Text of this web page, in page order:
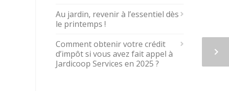
Au jardin, revenir à l’essentiel dès
le printemps !
Comment obtenir votre crédit
d’impôt si vous avez fait appel à
Jardicoop Services en 2025 ?